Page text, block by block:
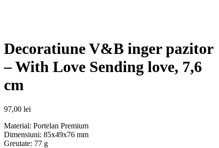
Decoratiune V&B inger pazitor
– With Love Sending love, 7,6
cm
97,00 lei
Material: Portelan Premium
Dimensiuni: 85x49x76 mm
Greutate: 77 g